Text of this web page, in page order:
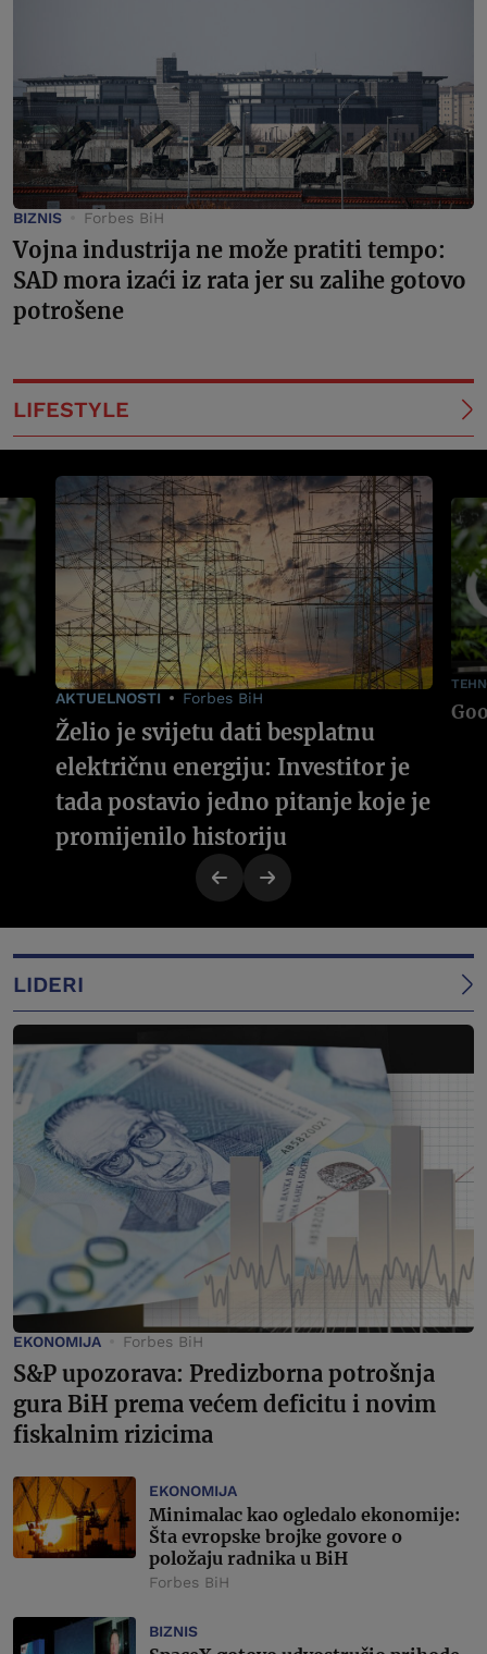
BIZNIS Forbes BiH
Vojna industrija ne može pratiti tempo:
SAD mora izaći iz rata jer su zalihe gotovo
potrošene
LIFESTYLE
AKTUELNOSTI Forbes BiH
Želio je svijetu dati besplatnu
električnu energiju: Investitor je
tada postavio jedno pitanje koje je
promijenilo historiju
LIDERI
EKONOMIJA Forbes BiH
S&P upozorava: Predizborna potrošnja
gura BiH prema većem deficitu i novim
fiskalnim rizicima
EKONOMIJA
Minimalac kao ogledalo ekonomije:
Šta evropske brojke govore o
položaju radnika u BiH
Forbes BiH
BIZNIS